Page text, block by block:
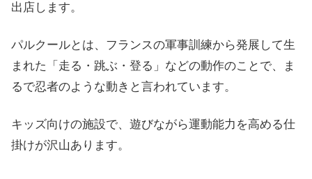
出店します。
パルクールとは、フランスの軍事訓練から発展して生
まれた「走る・跳ぶ・登る」などの動作のことで、ま
るで忍者のような動きと言われています。
キッズ向けの施設で、遊びながら運動能力を高める仕
掛けが沢山あります。